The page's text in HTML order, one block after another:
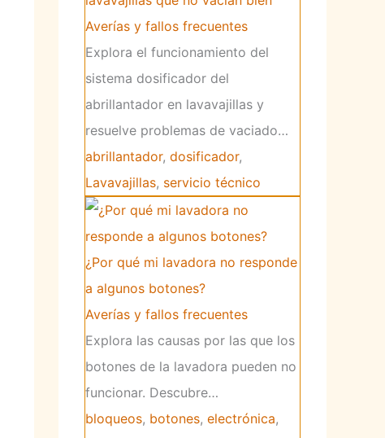
Averías y fallos frecuentes
Explora el funcionamiento del
sistema dosificador del
abrillantador en lavavajillas y
resuelve problemas de vaciado…
abrillantador, dosificador,
Lavavajillas, servicio técnico
¿Por qué mi lavadora no responde
a algunos botones?
Averías y fallos frecuentes
Explora las causas por las que los
botones de la lavadora pueden no
funcionar. Descubre…
bloqueos, botones, electrónica,